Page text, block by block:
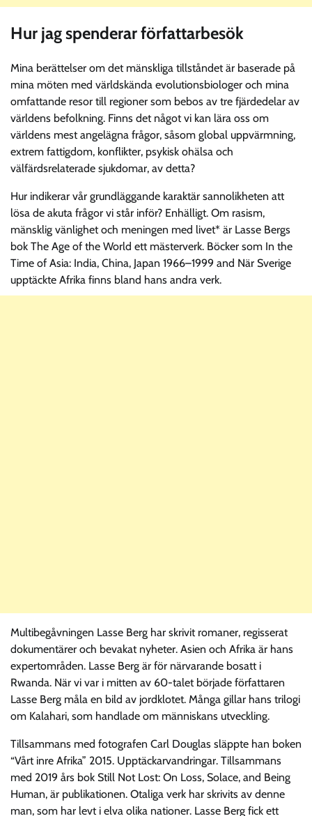
Hur jag spenderar författarbesök
Mina berättelser om det mänskliga tillståndet är baserade på
mina möten med världskända evolutionsbiologer och mina
omfattande resor till regioner som bebos av tre fjärdedelar av
världens befolkning. Finns det något vi kan lära oss om
världens mest angelägna frågor, såsom global uppvärmning,
extrem fattigdom, konflikter, psykisk ohälsa och
välfärdsrelaterade sjukdomar, av detta?
Hur indikerar vår grundläggande karaktär sannolikheten att
lösa de akuta frågor vi står inför? Enhälligt. Om rasism,
mänsklig vänlighet och meningen med livet* är Lasse Bergs
bok The Age of the World ett mästerverk. Böcker som In the
Time of Asia: India, China, Japan 1966–1999 and När Sverige
upptäckte Afrika finns bland hans andra verk.
Multibegåvningen Lasse Berg har skrivit romaner, regisserat
dokumentärer och bevakat nyheter. Asien och Afrika är hans
expertområden. Lasse Berg är för närvarande bosatt i
Rwanda. När vi var i mitten av 60-talet började författaren
Lasse Berg måla en bild av jordklotet. Många gillar hans trilogi
om Kalahari, som handlade om människans utveckling.
Tillsammans med fotografen Carl Douglas släppte han boken
“Vårt inre Afrika” 2015. Upptäckarvandringar. Tillsammans
med 2019 års bok Still Not Lost: On Loss, Solace, and Being
Human, är publikationen. Otaliga verk har skrivits av denne
man, som har levt i elva olika nationer. Lasse Berg fick ett